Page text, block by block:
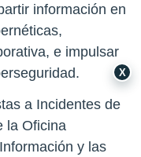
información en
e impulsar
a Incidentes de
la Oficina
y las
X